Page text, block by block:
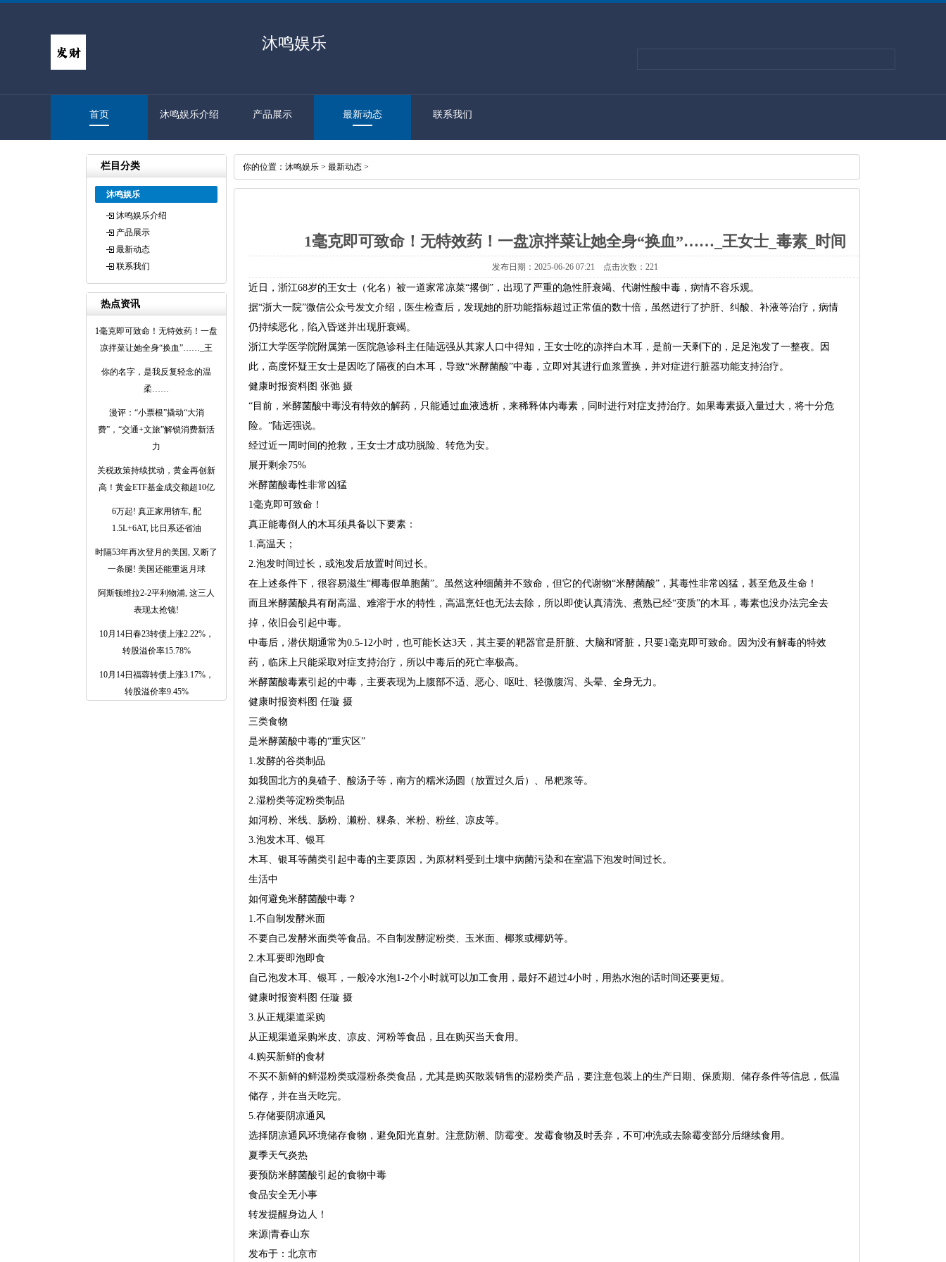
沐鸣娱乐
首页 沐鸣娱乐介绍 产品展示 最新动态 联系我们
栏目分类
沐鸣娱乐
沐鸣娱乐介绍
产品展示
最新动态
联系我们
热点资讯
1毫克即可致命！无特效药！一盘
凉拌菜让她全身“换血”……_王
你的名字，是我反复轻念的温
柔……
漫评：“小票根”撬动“大消
费”，“交通+文旅”解锁消费新活
力
关税政策持续扰动，黄金再创新
高！黄金ETF基金成交额超10亿
6万起! 真正家用轿车, 配
1.5L+6AT, 比日系还省油
时隔53年再次登月的美国, 又断了
一条腿! 美国还能重返月球
阿斯顿维拉2-2平利物浦, 这三人
表现太抢镜!
10月14日春23转债上涨2.22%，
转股溢价率15.78%
10月14日福蓉转债上涨3.17%，
转股溢价率9.45%
你的位置： 沐鸣娱乐 > 最新动态 >
1毫克即可致命！无特效药！一盘凉拌菜让她全身“换血”……_王女士_毒素_时间
发布日期：2025-06-26 07:21 点击次数：221
近日，浙江68岁的王女士（化名）被一道家常凉菜“撂倒”，出现了严重的急性肝衰竭、代谢性酸中毒，病情不容乐观。
据“浙大一院”微信公众号发文介绍，医生检查后，发现她的肝功能指标超过正常值的数十倍，虽然进行了护肝、纠酸、补液等治疗，病情
仍持续恶化，陷入昏迷并出现肝衰竭。
浙江大学医学院附属第一医院急诊科主任陆远强从其家人口中得知，王女士吃的凉拌白木耳，是前一天剩下的，足足泡发了一整夜。因
此，高度怀疑王女士是因吃了隔夜的白木耳，导致“米酵菌酸”中毒，立即对其进行血浆置换，并对症进行脏器功能支持治疗。
健康时报资料图 张弛 摄
“目前，米酵菌酸中毒没有特效的解药，只能通过血液透析，来稀释体内毒素，同时进行对症支持治疗。如果毒素摄入量过大，将十分危
险。”陆远强说。
经过近一周时间的抢救，王女士才成功脱险、转危为安。
展开剩余75%
米酵菌酸毒性非常凶猛
1毫克即可致命！
真正能毒倒人的木耳须具备以下要素：
1.高温天；
2.泡发时间过长，或泡发后放置时间过长。
在上述条件下，很容易滋生“椰毒假单胞菌”。虽然这种细菌并不致命，但它的代谢物“米酵菌酸”，其毒性非常凶猛，甚至危及生命！
而且米酵菌酸具有耐高温、难溶于水的特性，高温烹饪也无法去除，所以即使认真清洗、煮熟已经“变质”的木耳，毒素也没办法完全去
掉，依旧会引起中毒。
中毒后，潜伏期通常为0.5-12小时，也可能长达3天，其主要的靶器官是肝脏、大脑和肾脏，只要1毫克即可致命。因为没有解毒的特效
药，临床上只能采取对症支持治疗，所以中毒后的死亡率极高。
米酵菌酸毒素引起的中毒，主要表现为上腹部不适、恶心、呕吐、轻微腹泻、头晕、全身无力。
健康时报资料图 任璇 摄
三类食物
是米酵菌酸中毒的“重灾区”
1.发酵的谷类制品
如我国北方的臭碴子、酸汤子等，南方的糯米汤圆（放置过久后）、吊粑浆等。
2.湿粉类等淀粉类制品
如河粉、米线、肠粉、濑粉、粿条、米粉、粉丝、凉皮等。
3.泡发木耳、银耳
木耳、银耳等菌类引起中毒的主要原因，为原材料受到土壤中病菌污染和在室温下泡发时间过长。
生活中
如何避免米酵菌酸中毒？
1.不自制发酵米面
不要自己发酵米面类等食品。不自制发酵淀粉类、玉米面、椰浆或椰奶等。
2.木耳要即泡即食
自己泡发木耳、银耳，一般冷水泡1-2个小时就可以加工食用，最好不超过4小时，用热水泡的话时间还要更短。
健康时报资料图 任璇 摄
3.从正规渠道采购
从正规渠道采购米皮、凉皮、河粉等食品，且在购买当天食用。
4.购买新鲜的食材
不买不新鲜的鲜湿粉类或湿粉条类食品，尤其是购买散装销售的湿粉类产品，要注意包装上的生产日期、保质期、储存条件等信息，低温
储存，并在当天吃完。
5.存储要阴凉通风
选择阴凉通风环境储存食物，避免阳光直射。注意防潮、防霉变。发霉食物及时丢弃，不可冲洗或去除霉变部分后继续食用。
夏季天气炎热
要预防米酵菌酸引起的食物中毒
食品安全无小事
转发提醒身边人！
来源|青春山东
发布于：北京市